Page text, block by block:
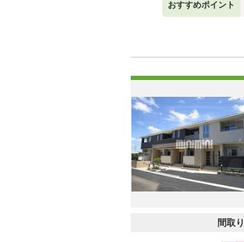
おすすめポイント
間取